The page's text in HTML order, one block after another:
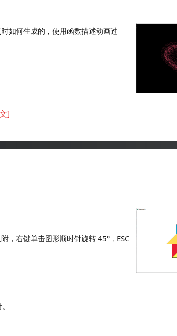
如何生成的，使用函数描述动画过
]
，右键单击图形顺时针旋转 45°，ESC